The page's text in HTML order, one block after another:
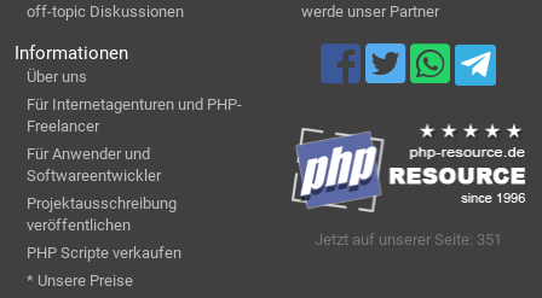
off-topic Diskussionen
werde unser Partner
Informationen
Über uns
Für Internetagenturen und PHP-
Freelancer
Für Anwender und
Softwareentwickler
Projektausschreibung
veröffentlichen
PHP Scripte verkaufen
* Unsere Preise
Jetzt auf unserer Seite: 351